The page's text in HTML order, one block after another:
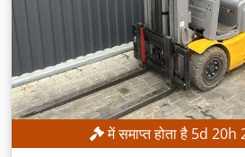
में समाप्त होता है 5d 20h